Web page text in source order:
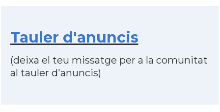
Tauler d'anuncis
(deixa el teu missatge per a la comunitat
al tauler d'anuncis)